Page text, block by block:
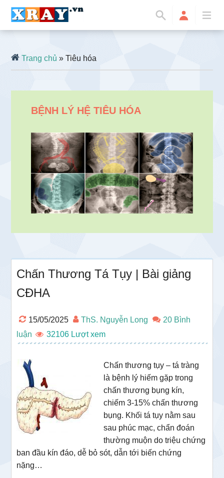
Trang chủ » Tiêu hóa
BỆNH LÝ HỆ TIÊU HÓA
Chấn Thương Tá Tụy | Bài giảng
CĐHA
15/05/2025 ThS. Nguyễn Long
20 Bình
luận
32106
Chấn thương tụy – tá tràng
là bệnh lý hiếm gặp trong
chấn thương bụng kín,
chiếm 3-15% chấn thương
bụng. Khối tá tụy nằm sau
sau phúc mạc, chẩn đoán
thường muộn do triệu chứng
ban đầu kín đáo, dễ bỏ sót, dẫn tới biến chứng
nặng…